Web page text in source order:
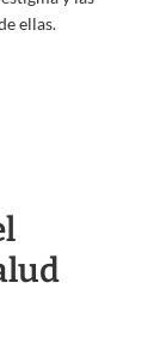
ellas.